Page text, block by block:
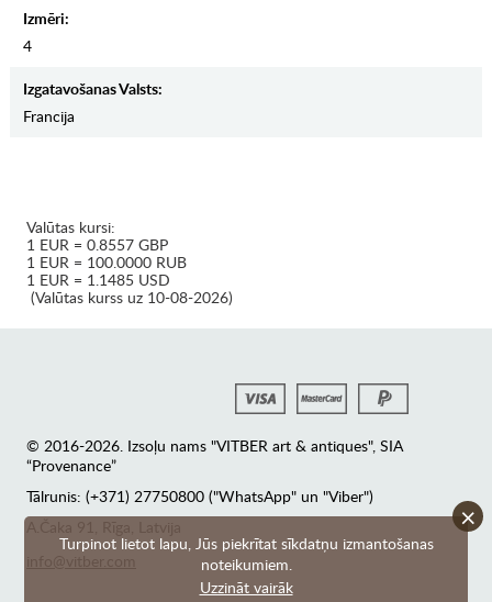
Izmēri:
4
Izgatavošanas Valsts:
Francija
Turpinot lietot lapu, Jūs piekrītat sīkdatņu izmantošanas
noteikumiem.
Uzzināt vairāk
×
Valūtas kursi:
1 EUR = 0.8557 GBP
1 EUR = 100.0000 RUB
1 EUR = 1.1485 USD
(Valūtas kurss uz 10-08-2026)
© 2016-2026. Izsoļu nams "VITBER art & antiques", SIA
“Provenance”
Tālrunis: (+371) 27750800 ("WhatsApp" un "Viber")